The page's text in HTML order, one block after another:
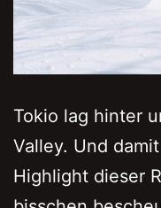
Tokio lag hinter
Valley. Und
Highlight dieser